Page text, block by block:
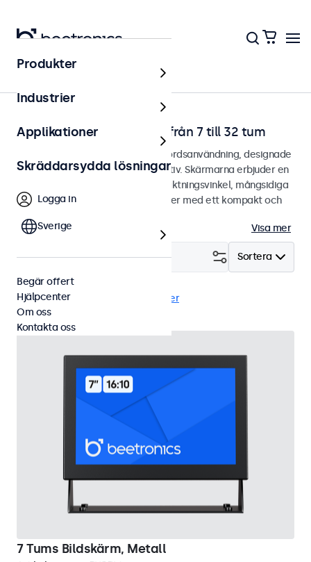
Hem
Bildskärmar för skrivbord från 7 till 32 tum
Bildskärmar designade för skrivbordsanvändning, designade
med ett robust och justerbart stativ. Skärmarna erbjuder en
kristallklar bild med en bred betraktningsvinkel, mångsidiga
anslutningsmöjligheter och kommer med ett kompakt och
Visa mer
Sortera
Filtrera (24)
Skrivbord Rensa filter
7 Tums Bildskärm, Metall
Produkter
Industrier
Applikationer
Skräddarsydda lösningar
Logga in
Sverige
Begär offert
Hjälpcenter
Om oss
Kontakta oss